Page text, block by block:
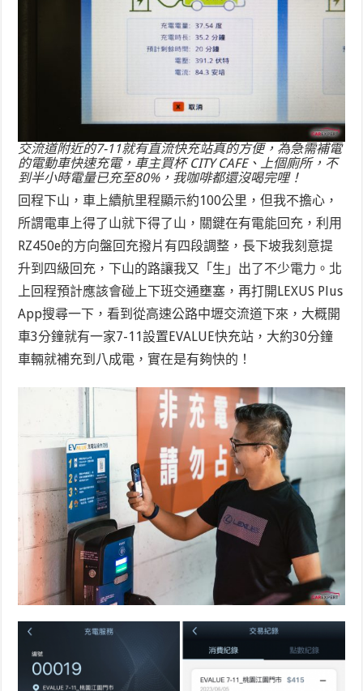
交流道附近的7-11就有直流快充站真的方便，為急需補電
的電動車快速充電，車主買杯 CITY CAFE、上個廁所，不
到半小時電量已充至80%，我咖啡都還沒喝完哩！
回程下山，車上續航里程顯示約100公里，但我不擔心，
所謂電車上得了山就下得了山，關鍵在有電能回充，利用
RZ450e的方向盤回充撥片有四段調整，長下坡我刻意提
升到四級回充，下山的路讓我又「生」出了不少電力。北
上回程預計應該會碰上下班交通壅塞，再打開LEXUS Plus
App搜尋一下，看到從高速公路中壢交流道下來，大概開
車3分鐘就有一家7-11設置EVALUE快充站，大約30分鐘
車輛就補充到八成電，實在是有夠快的！